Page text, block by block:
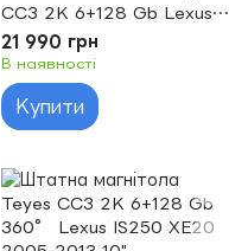
CC3 2K 6+128 Gb Lexus
RX300 RX330 RX350
RX400H Toyota harrier
2003-2009 9"
21 990 грн
В наявності
Купити